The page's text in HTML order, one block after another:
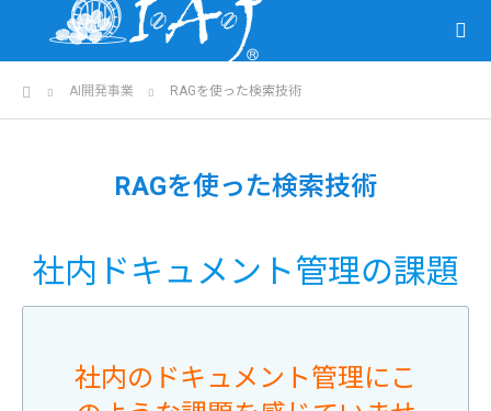
ホームAI開発事業 RAGを使った検索技術
RAGを使った検索技術
社内ドキュメント管理の課題
社内のドキュメント管理にこ